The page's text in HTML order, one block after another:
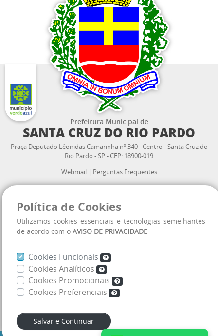
Prefeitura Municipal de
SANTA CRUZ DO RIO PARDO
Praça Deputado Lêonidas Camarinha nº 340 - Centro - Santa Cruz do
Rio Pardo - SP - CEP: 18900-019
Webmail | Perguntas Frequentes
(14) 3332.2300
Horário de Atendimento:
13:00 às 16:30 h
VOLTAR
Mapa do site
Política de Cookies
Utilizamos cookies essenciais e tecnologias semelhantes
de acordo com oAVISO DE PRIVACIDADE
Cookies Funcionais
Cookies Analíticos
Cookies Promocionais
Cookies Preferenciais
Salvar e Continuar